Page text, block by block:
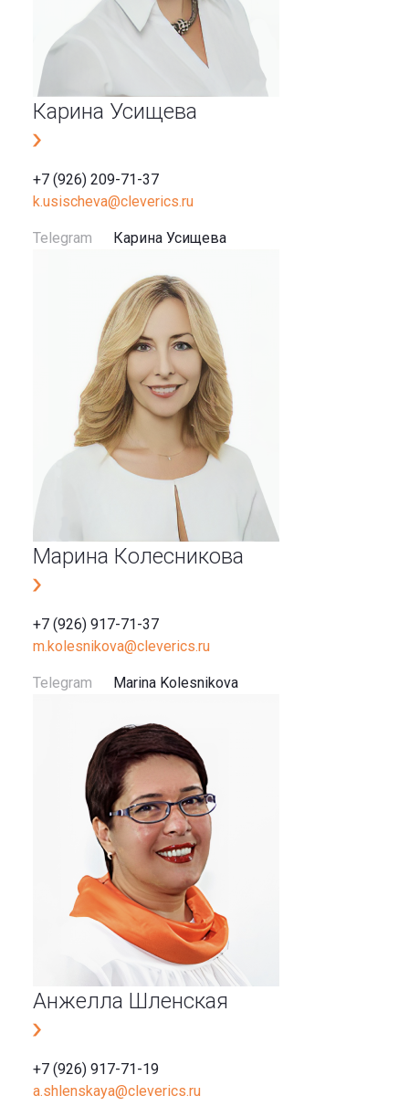
Карина Усищева
+7 (926) 209-71-37
k.usischeva@cleverics.ru
Telegram Карина Усищева
Марина Колесникова
+7 (926) 917-71-37
m.kolesnikova@cleverics.ru
Telegram Marina Kolesnikova
Анжелла Шленская
+7 (926) 917-71-19
a.shlenskaya@cleverics.ru